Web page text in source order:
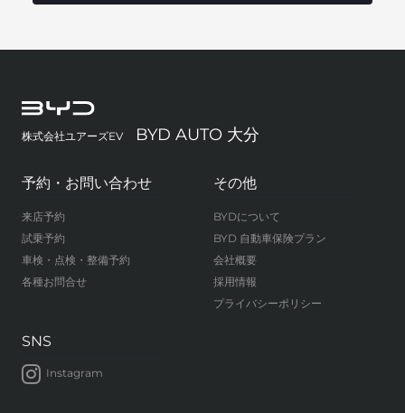
株式会社ユアーズEV BYD AUTO 大分
予約・お問い合わせ
来店予約
試乗予約
車検・点検・整備予約
各種お問合せ
その他
BYDについて
BYD 自動車保険プラン
会社概要
採用情報
プライバシーポリシー
SNS
Instagram